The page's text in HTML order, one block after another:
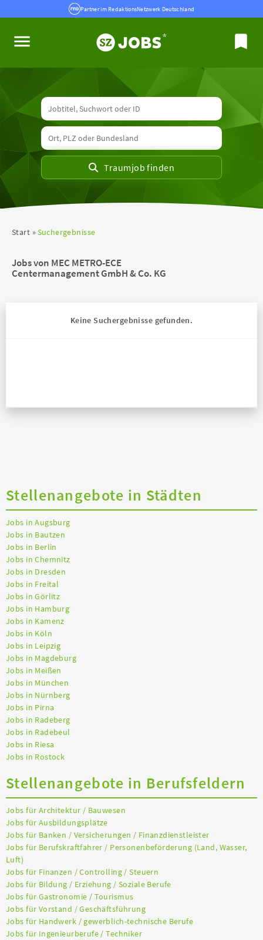
Partner im RedaktionsNetzwerk Deutschland
Start Suchergebnisse
Jobs von MEC METRO-ECE
Centermanagement GmbH & Co. KG
Keine Suchergebnisse gefunden.
Stellenangebote in Städten
Jobs in Augsburg
Jobs in Bautzen
Jobs in Berlin
Jobs in Chemnitz
Jobs in Dresden
Jobs in Freital
Jobs in Görlitz
Jobs in Hamburg
Jobs in Kamenz
Jobs in Köln
Jobs in Leipzig
Jobs in Magdeburg
Jobs in Meißen
Jobs in München
Jobs in Nürnberg
Jobs in Pirna
Jobs in Radeberg
Jobs in Radebeul
Jobs in Riesa
Jobs in Rostock
Stellenangebote in Berufsfeldern
Jobs für Architektur / Bauwesen
Jobs für Ausbildungsplätze
Jobs für Banken / Versicherungen / Finanzdienstleister
Jobs für Berufskraftfahrer / Personenbeförderung (Land, Wasser,
Luft)
Jobs für Finanzen / Controlling / Steuern
Jobs für Bildung / Erziehung / Soziale Berufe
Jobs für Gastronomie / Tourismus
Jobs für Vorstand / Geschäftsführung
Jobs für Handwerk / gewerblich-technische Berufe
Jobs für Ingenieurberufe / Techniker